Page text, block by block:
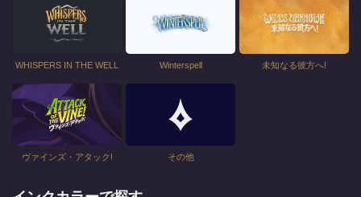
WHISPERS IN THE WELL Winterspell 未知なる彼方へ!
ヴァインズ・アタック! その他